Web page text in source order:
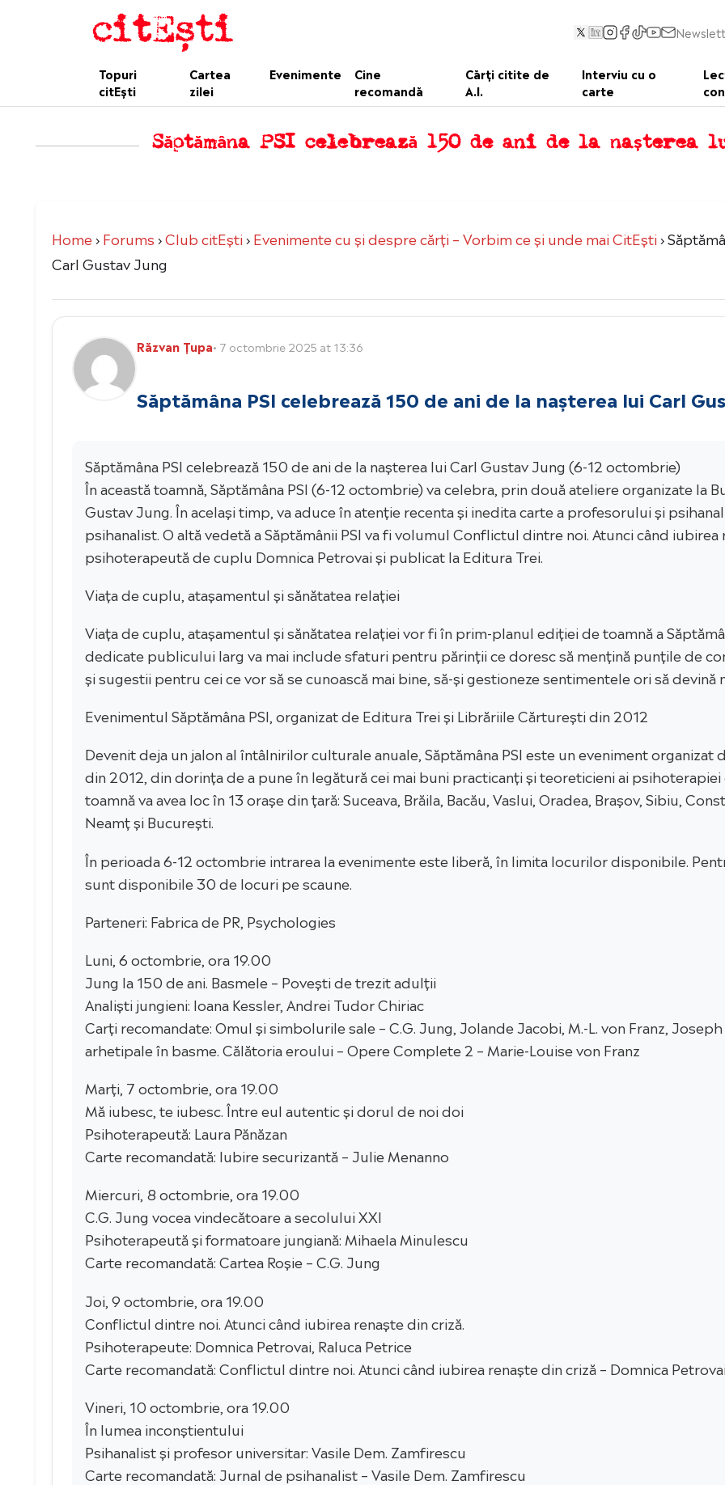
Topuri
citEști
Cartea
zilei
Evenimente
Cine
recomandă
Cărți citite de
A.I.
Interviu cu o
carte
Săptămâna PSI celebrează 150 de ani de la nașterea
Home›Forums›Club citEști›Evenimente cu şi despre cărți – Vorbim ce şi unde mai CitEşti›
Carl Gustav Jung
Răzvan Țupa• 7 octombrie 2025 at 13:36
Săptămâna PSI celebrează 150 de ani de la nașterea lui Carl
Săptămâna PSI celebrează 150 de ani de la nașterea lui Carl Gustav Jung (6-12 octombrie)
În această toamnă, Săptămâna PSI (6-12 octombrie) va celebra, prin două ateliere organizate la
Gustav Jung. În același timp, va aduce în atenție recenta și inedita carte a profesorului și
psihanalist. O altă vedetă a Săptămânii PSI va fi volumul Conflictul dintre noi. Atunci când
psihoterapeută de cuplu Domnica Petrovai și publicat la Editura Trei.
Viața de cuplu, atașamentul și sănătatea relației
Viața de cuplu, atașamentul și sănătatea relației vor fi în prim-planul ediției de toamnă a
dedicate publicului larg va mai include sfaturi pentru părinții ce doresc să mențină punțile de
și sugestii pentru cei ce vor să se cunoască mai bine, să-și gestioneze sentimentele ori să devină
Evenimentul Săptămâna PSI, organizat de Editura Trei și Librăriile Cărturești din 2012
Devenit deja un jalon al întâlnirilor culturale anuale, Săptămâna PSI este un eveniment
din 2012, din dorința de a pune în legătură cei mai buni practicanți și teoreticieni ai
toamnă va avea loc în 13 orașe din țară: Suceava, Brăila, Bacău, Vaslui, Oradea, Brașov, Sibiu,
Neamț și București.
În perioada 6-12 octombrie intrarea la evenimente este liberă, în limita locurilor disponibile.
sunt disponibile 30 de locuri pe scaune.
Parteneri: Fabrica de PR, Psychologies
Luni, 6 octombrie, ora 19.00
Jung la 150 de ani. Basmele – Povești de trezit adulții
Analiști jungieni: Ioana Kessler, Andrei Tudor Chiriac
Carți recomandate: Omul și simbolurile sale – C.G. Jung, Jolande Jacobi, M.-L. von Franz,
arhetipale în basme. Călătoria eroului – Opere Complete 2 – Marie-Louise von Franz
Marți, 7 octombrie, ora 19.00
Mă iubesc, te iubesc. Între eul autentic și dorul de noi doi
Psihoterapeută: Laura Pănăzan
Carte recomandată: Iubire securizantă – Julie Menanno
Miercuri, 8 octombrie, ora 19.00
C.G. Jung vocea vindecătoare a secolului XXI
Psihoterapeută și formatoare jungiană: Mihaela Minulescu
Carte recomandată: Cartea Roșie – C.G. Jung
Joi, 9 octombrie, ora 19.00
Conflictul dintre noi. Atunci când iubirea renaște din criză.
Psihoterapeute: Domnica Petrovai, Raluca Petrice
Carte recomandată: Conflictul dintre noi. Atunci când iubirea renaște din criză – Domnica
Vineri, 10 octombrie, ora 19.00
În lumea inconștientului
Psihanalist și profesor universitar: Vasile Dem. Zamfirescu
Carte recomandată: Jurnal de psihanalist – Vasile Dem. Zamfirescu